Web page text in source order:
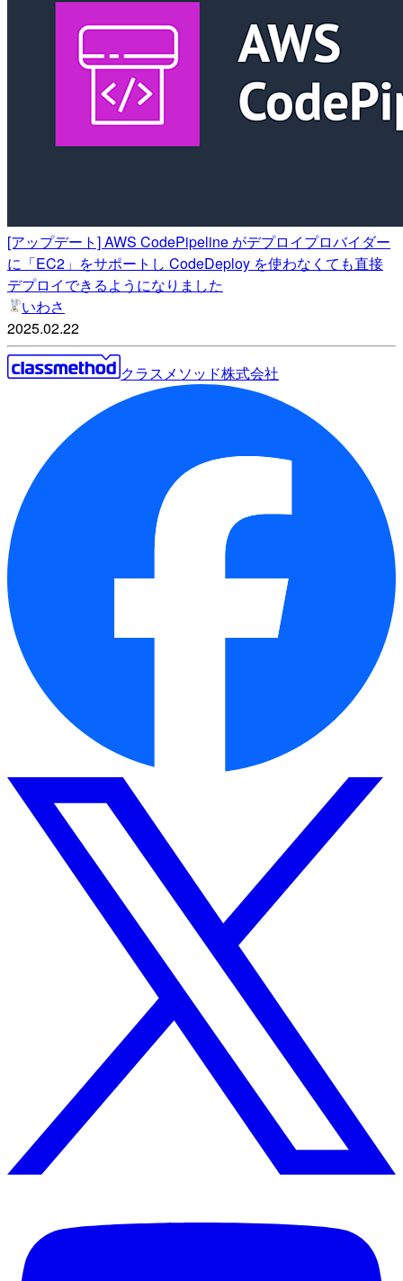
[アップデート] AWS CodePipeline がデプロイプロバイダー
に「EC2」をサポートし CodeDeploy を使わなくても直接
デプロイできるようになりました
いわさ
2025.02.22
クラスメソッド株式会社